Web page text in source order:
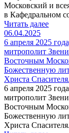
Московский и
в Кафедральном
Читать далее
06.04.2025
6 апреля 2025
митрополит
Восточным
Божественную
Христа Спасителя.
6 апреля 2025
митрополит
Восточным
Божественную
Христа Спасителя.